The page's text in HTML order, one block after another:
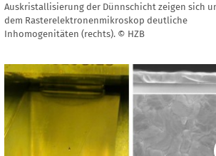
Auskristallisierung der Dünnschicht zeigen sich
dem Rasterelektronenmikroskop deutliche
Inhomogenitäten (rechts). © HZB